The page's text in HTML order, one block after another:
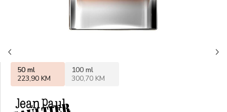
50 ml
223,90 KM
100 ml
300,70 KM